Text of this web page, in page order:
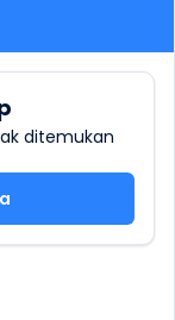
ditemukan